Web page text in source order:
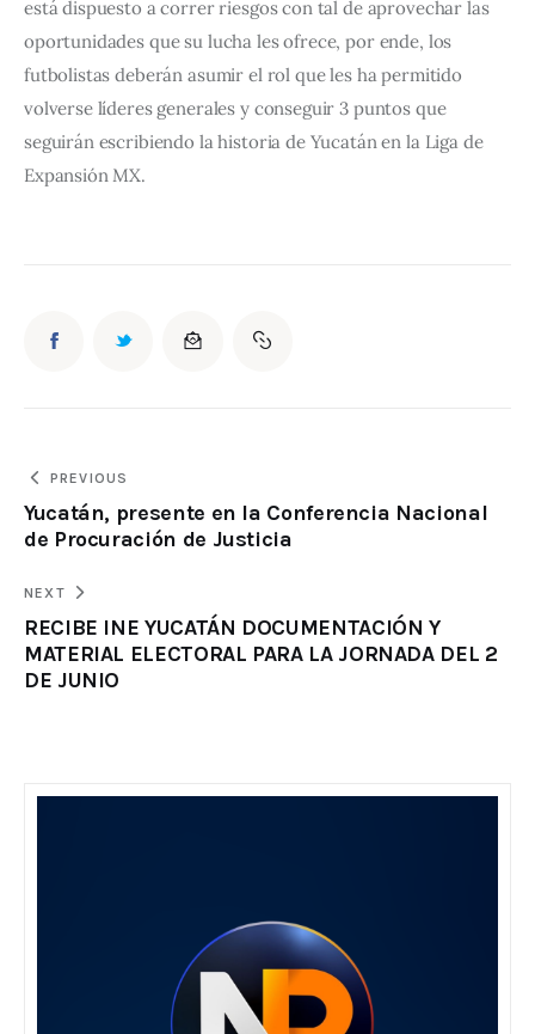
está dispuesto a correr riesgos con tal de aprovechar las
oportunidades que su lucha les ofrece, por ende, los
futbolistas deberán asumir el rol que les ha permitido
volverse líderes generales y conseguir 3 puntos que
seguirán escribiendo la historia de Yucatán en la Liga de
Expansión MX.
PREVIOUS
Yucatán, presente en la Conferencia Nacional
de Procuración de Justicia
NEXT
RECIBE INE YUCATÁN DOCUMENTACIÓN Y
MATERIAL ELECTORAL PARA LA JORNADA DEL 2
DE JUNIO